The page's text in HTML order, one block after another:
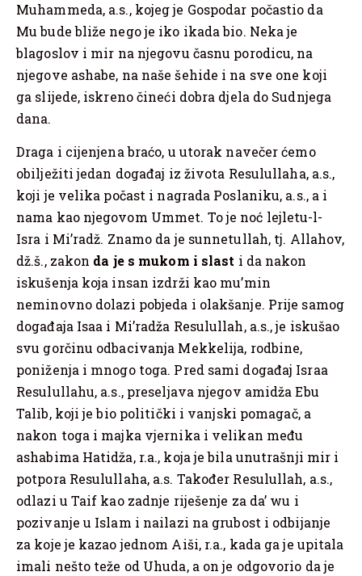
Muhammeda, a.s., kojeg je Gospodar počastio da
Mu bude bliže nego je iko ikada bio. Neka je
blagoslov i mir na njegovu časnu porodicu, na
njegove ashabe, na naše šehide i na sve one koji
ga slijede, iskreno čineći dobra djela do Sudnjega
dana.
Draga i cijenjena braćo, u utorak navečer ćemo
obilježiti jedan događaj iz života Resulullaha, a.s.,
koji je velika počast i nagrada Poslaniku, a.s., a i
nama kao njegovom Ummet. To je noć lejletu-l-
Isra i Mi’radž. Znamo da je sunnetullah, tj. Allahov,
dž.š., zakon da je s mukom i slast i da nakon
iskušenja koja insan izdrži kao mu’min
neminovno dolazi pobjeda i olakšanje. Prije samog
događaja Isaa i Mi’radža Resulullah, a.s., je iskušao
svu gorčinu odbacivanja Mekkelija, rodbine,
poniženja i mnogo toga. Pred sami događaj Israa
Resulullahu, a.s., preseljava njegov amidža Ebu
Talib, koji je bio politički i vanjski pomagač, a
nakon toga i majka vjernika i velikan među
ashabima Hatidža, r.a., koja je bila unutrašnji mir i
potpora Resulullaha, a.s. Također Resulullah, a.s.,
odlazi u Taif kao zadnje riješenje za da’ wu i
pozivanje u Islam i nailazi na grubost i odbijanje
za koje je kazao jednom Aiši, r.a., kada ga je upitala
imali nešto teže od Uhuda, a on je odgovorio da je